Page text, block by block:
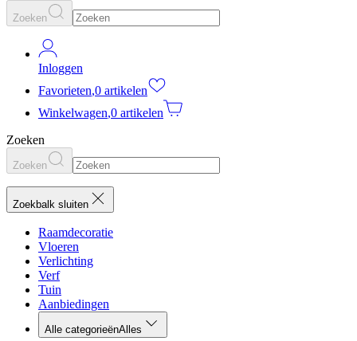
Zoeken
Inloggen
Favorieten,0 artikelen
Winkelwagen,0 artikelen
Zoeken
Zoeken
Zoekbalk sluiten
Raamdecoratie
Vloeren
Verlichting
Verf
Tuin
Aanbiedingen
Alle categorieënAlles